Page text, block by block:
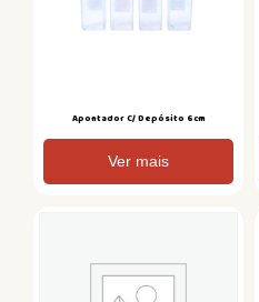
Apontador C/ Depósito 6cm
Ver mais